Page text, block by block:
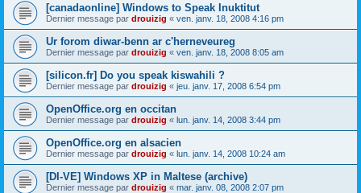
[canadaonline] Windows to Speak Inuktitut
Dernier message par drouizig « ven. janv. 18, 2008 4:16 pm
Ur forom diwar-benn ar c'herneveureg
Dernier message par drouizig « ven. janv. 18, 2008 8:05 am
[silicon.fr] Do you speak kiswahili ?
Dernier message par drouizig « jeu. janv. 17, 2008 6:54 pm
OpenOffice.org en occitan
Dernier message par drouizig « lun. janv. 14, 2008 3:44 pm
OpenOffice.org en alsacien
Dernier message par drouizig « lun. janv. 14, 2008 10:24 am
[DI-VE] Windows XP in Maltese (archive)
Dernier message par drouizig « mar. janv. 08, 2008 2:07 pm